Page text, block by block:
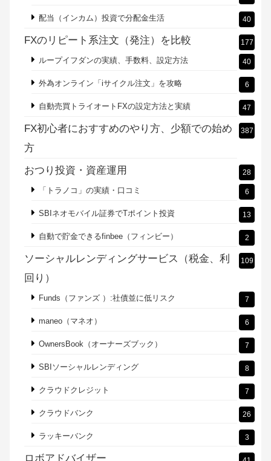
国内バイナリーオプション（選べる外為オプション、バ
イトレ）
22
株式投資の始め方 20
米国株・アメリカETFでアーリーリタイア 18
老後資金を用意！お金の不安をなくす 13
融資型クラウドファンディング（貸付ファンド） 8
FXのリピート系注文（発注）を比較 177
ループイフダンの実績、手数料、設定方法 40
外為オンライン「iサイクル注文」を攻略 6
自動売買トライオートFXの設定方法と実績 47
FX初心者におすすめのやり方、少額での始め
方
387
おつり投資・資産運用 28
「トラノコ」の実績・口コミ 6
SBIネオモバイル証券でTポイント投資 13
自動で貯金できるfinbee（フィンビー） 2
ソーシャルレンディングサービス（税金、利
回り）
109
Funds（ファンズ ）:社債並に低リスク 7
maneo（マネオ） 6